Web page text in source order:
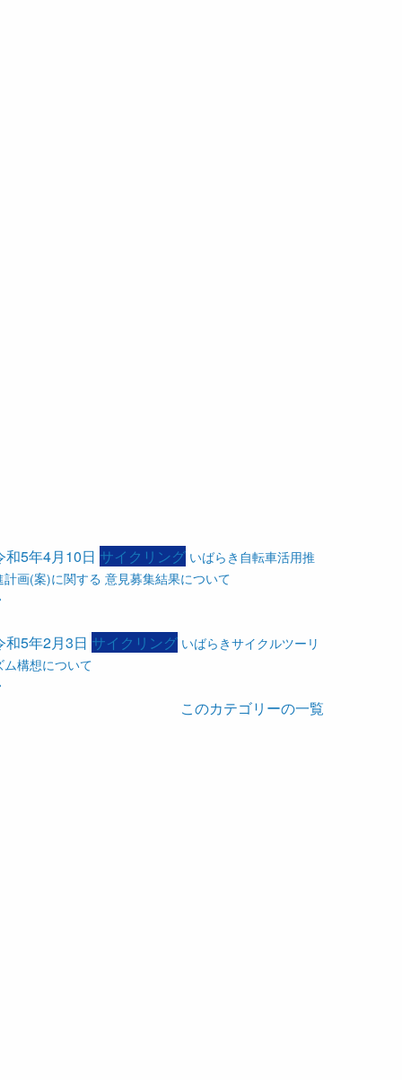
和5年4月10日 サイクリング いばらき自転車活用推
計画(案)に関する 意見募集結果について
和5年2月3日 サイクリング いばらきサイクルツーリ
ム構想について
このカテゴリーの一覧